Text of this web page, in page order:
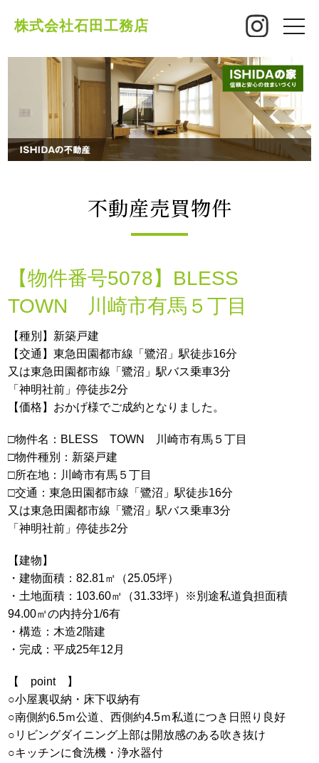
株式会社石田工務店
toggle
不動産売買物件
【物件番号5078】BLESS
TOWN 川崎市有馬５丁目
【種別】新築戸建
【交通】東急田園都市線「鷺沼」駅徒歩16分
又は東急田園都市線「鷺沼」駅バス乗車3分
「神明社前」停徒歩2分
【価格】おかげ様でご成約となりました。
□物件名：BLESS TOWN 川崎市有馬５丁目
□物件種別：新築戸建
□所在地：川崎市有馬５丁目
□交通：東急田園都市線「鷺沼」駅徒歩16分
又は東急田園都市線「鷺沼」駅バス乗車3分
「神明社前」停徒歩2分
【建物】
・建物面積：82.81㎡（25.05坪）
・土地面積：103.60㎡（31.33坪）※別途私道負担面積
94.00㎡の内持分1/6有
・構造：木造2階建
・完成：平成25年12月
【 point 】
○小屋裏収納・床下収納有
○南側約6.5ｍ公道、西側約4.5ｍ私道につき日照り良好
○リビングダイニング上部は開放感のある吹き抜け
○キッチンに食洗機・浄水器付